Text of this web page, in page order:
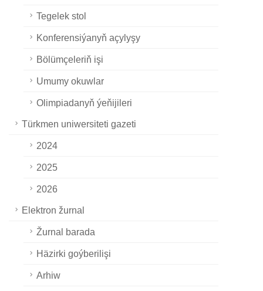
Tegelek stol
Konferensiýanyň açylyşy
Bölümçeleriň işi
Umumy okuwlar
Olimpiadanyň ýeňijileri
Türkmen uniwersiteti gazeti
2024
2025
2026
Elektron žurnal
Žurnal barada
Häzirki goýberilişi
Arhiw